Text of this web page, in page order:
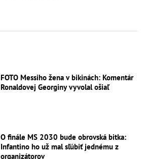
FOTO Messiho žena v bikinách: Komentár
Ronaldovej Georginy vyvolal ošiaľ
O finále MS 2030 bude obrovská bitka:
Infantino ho už mal sľúbiť jednému z
organizátorov